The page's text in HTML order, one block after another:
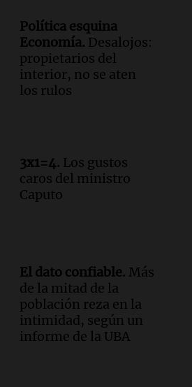
cortes de carne y
bromas en
Cáceres llega a Córdoba a
Política esquina
Economía. Desalojos:
propietarios del
interior, no se aten
los rulos
3x1=4. Los gustos
caros del ministro
Caputo
El dato confiable. Más
de la mitad de la
población reza en la
intimidad, según un
informe de la UBA